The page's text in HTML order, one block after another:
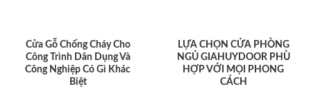
Cửa Gỗ Chống Cháy Cho
Công Trình Dân Dụng Và
Công Nghiệp Có Gì Khác
Biệt
LỰA CHỌN CỬA PHÒNG
NGỦ GIAHUYDOOR PHÙ
HỢP VỚI MỌI PHONG
CÁCH